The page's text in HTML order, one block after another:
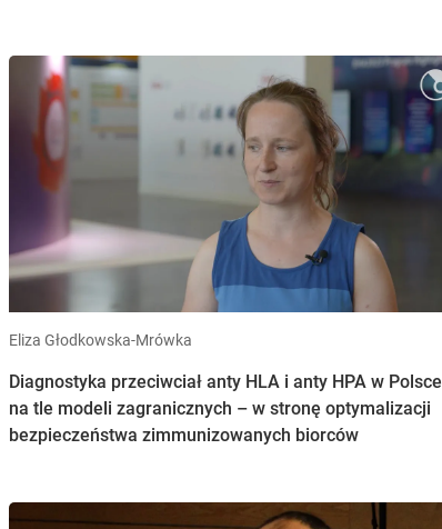
Eliza Głodkowska-Mrówka
Diagnostyka przeciwciał anty HLA i anty HPA w Polsce
na tle modeli zagranicznych – w stronę optymalizacji
bezpieczeństwa zimmunizowanych biorców